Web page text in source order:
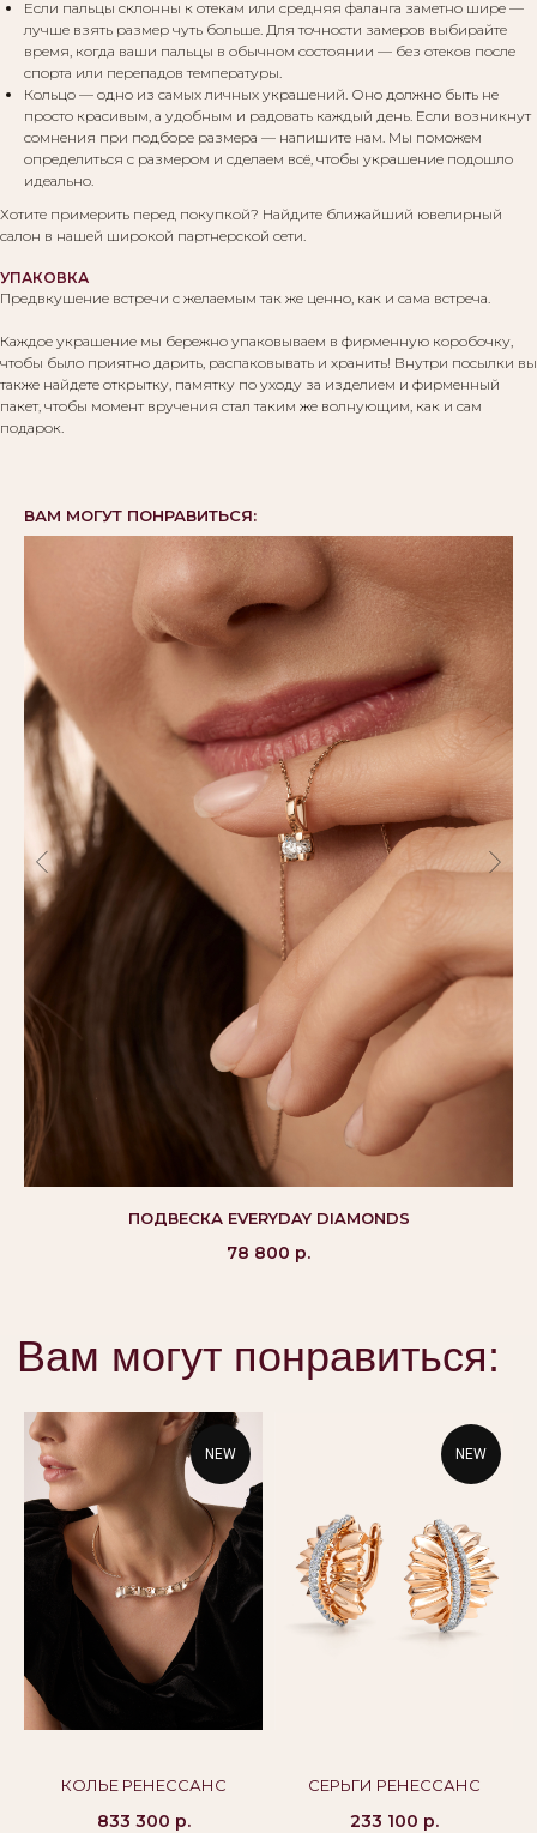
Если пальцы склонны к отекам или средняя фаланга заметно шире —
лучше взять размер чуть больше. Для точности замеров выбирайте
время, когда ваши пальцы в обычном состоянии — без отеков после
спорта или перепадов температуры.
Кольцо — одно из самых личных украшений. Оно должно быть не
просто красивым, а удобным и радовать каждый день. Если возникнут
сомнения при подборе размера — напишите нам. Мы поможем
определиться с размером и сделаем всё, чтобы украшение подошло
идеально.
Хотите примерить перед покупкой? Найдите ближайший ювелирный
салон в нашей широкой партнерской сети.
УПАКОВКА
Предвкушение встречи с желаемым так же ценно, как и сама встреча.
Каждое украшение мы бережно упаковываем в фирменную коробочку,
чтобы было приятно дарить, распаковывать и хранить! Внутри посылки вы
также найдете открытку, памятку по уходу за изделием и фирменный
пакет, чтобы момент вручения стал таким же волнующим, как и сам
подарок.
ВАМ МОГУТ ПОНРАВИТЬСЯ:
ПОДВЕСКА EVERYDAY DIAMONDS
78 800 р.
Вам могут понравиться:
NEW
КОЛЬЕ РЕНЕССАНС
833 300 р.
NEW
СЕРЬГИ РЕНЕССАНС
233 100 р.
alikor@alikor.com
КОНТАКТЫ
8 800 444 10 79
Гарантия
Проверка подлинности
Доставка и оплата
Вопросы и ответы
ПОКУПАТЕЛЯМ
Браслеты
Колье
Подвески
Серьги
КАТАЛОГ
Политика конфиденциальности